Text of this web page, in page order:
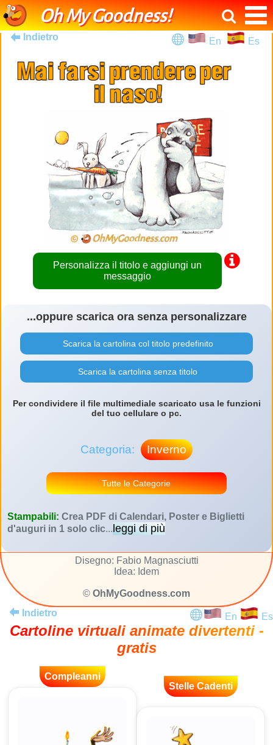
Oh My Goodness!
Indietro En Es
Personalizza il titolo e aggiungi un
messaggio
...oppure scarica ora senza personalizzare
Scarica la cartolina col titolo predefinito
Scarica la cartolina senza titolo
Per condividere il file multimediale scaricato usa le funzioni
del tuo cellulare o pc.
Categoria: Inverno
Tutte le Categorie
Stampabili: Crea PDF di Calendari, Poster e Biglietti
d'auguri in 1 solo clic... leggi di più
Disegno: Fabio Magnasciutti
Idea: Idem
© OhMyGoodness.com
Indietro
En Es
Cartoline virtuali animate divertenti -
gratis
Compleanni
Stelle Cadenti